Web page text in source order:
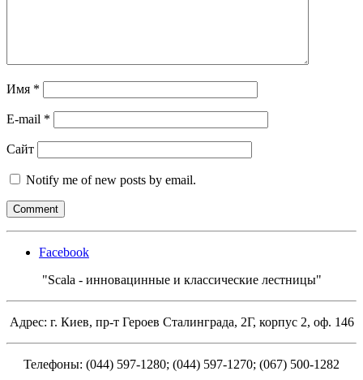
Имя *
E-mail *
Сайт
Notify me of new posts by email.
Facebook
"Scala - инновацинные и классические лестницы"
Адрес: г. Киев, пр-т Героев Сталинграда, 2Г, корпус 2, оф. 146
Телефоны: (044) 597-1280; (044) 597-1270; (067) 500-1282